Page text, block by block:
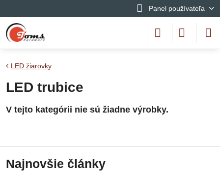
Panel používateľa
LED žiarovky
LED trubice
Najnovšie články